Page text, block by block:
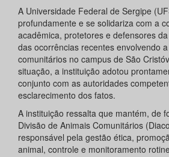
A Universidade Federal de Sergipe
profundamente e se solidariza com a
acadêmica, protetores e defensores
das ocorrências recentes envolvendo
comunitários no campus de São
situação, a instituição adotou
conjunto com as autoridades
esclarecimento dos fatos.
A instituição ressalta que mantém, de
Divisão de Animais Comunitários
responsável pela gestão ética,
animal, controle e monitoramento